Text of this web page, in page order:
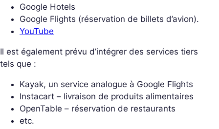
Google Hotels
Google Flights (réservation de billets d’avion).
YouTube
Il est également prévu d’intégrer des services tiers
tels que :
Kayak, un service analogue à Google Flights
Instacart – livraison de produits alimentaires
OpenTable – réservation de restaurants
etc.